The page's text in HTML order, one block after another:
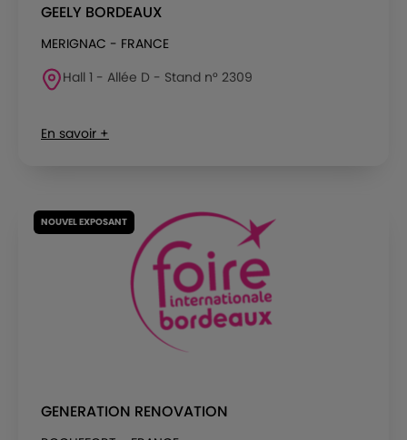
GEELY BORDEAUX
MERIGNAC - FRANCE
Hall 1 - Allée D - Stand n° 2309
En savoir +
NOUVEL EXPOSANT
GENERATION RENOVATION